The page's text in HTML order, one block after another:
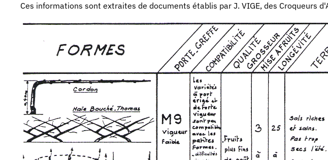
Ces informations sont extraites de documents établis par J. VIGE, des Croqueurs